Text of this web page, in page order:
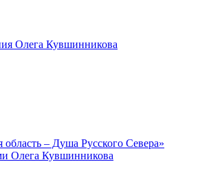
Олега Кувшинникова
область – Душа Русского Севера»
Олега Кувшинникова